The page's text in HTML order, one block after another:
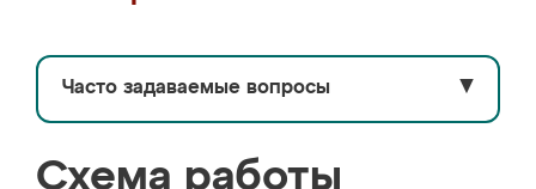
Часто задаваемые вопросы ▼
Схема работы